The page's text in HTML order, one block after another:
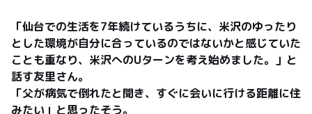
「仙台での生活を7年続けているうちに、米沢のゆったり
とした環境が自分に合っているのではないかと感じていた
ことも重なり、米沢へのUターンを考え始めました。」と
話す友里さん。
「父が病気で倒れたと聞き、すぐに会いに行ける距離に住
みたい」と思ったそう。